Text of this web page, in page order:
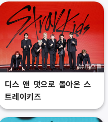
디스 앤 댓으로 돌아온 스
트레이키즈